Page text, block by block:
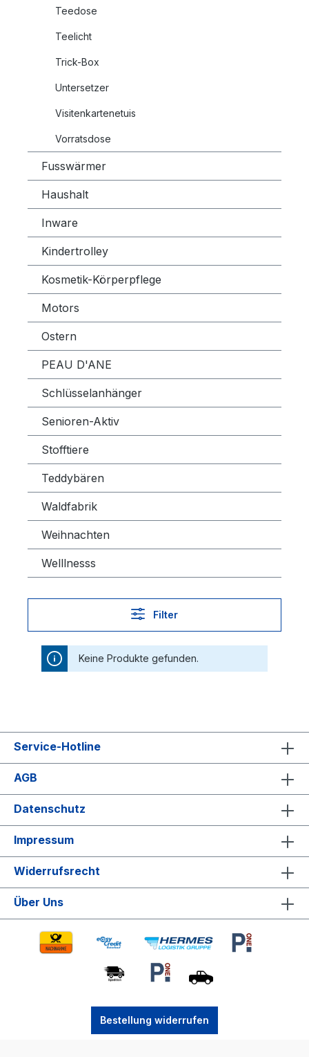
Teedose
Teelicht
Trick-Box
Untersetzer
Visitenkartenetuis
Vorratsdose
Fusswärmer
Haushalt
Inware
Kindertrolley
Kosmetik-Körperpflege
Motors
Ostern
PEAU D'ANE
Schlüsselanhänger
Senioren-Aktiv
Stofftiere
Teddybären
Waldfabrik
Weihnachten
Welllnesss
Filter
Keine Produkte gefunden.
Service-Hotline
AGB
Datenschutz
Impressum
Widerrufsrecht
Über Uns
Bestellung widerrufen